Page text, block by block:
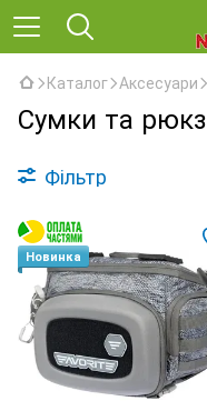
Каталог Аксесуари
Сумки та
Фільтр
Новинка